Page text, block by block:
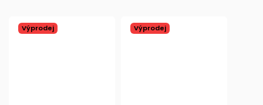
Výprodej Výprodej